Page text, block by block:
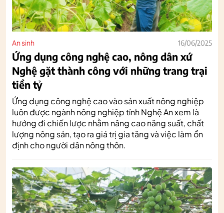
An sinh 16/06/2025
Ứng dụng công nghệ cao, nông dân xứ
Nghệ gặt thành công với những trang trại
tiền tỷ
Ứng dụng công nghệ cao vào sản xuất nông nghiệp
luôn được ngành nông nghiệp tỉnh Nghệ An xem là
hướng đi chiến lược nhằm nâng cao năng suất, chất
lượng nông sản, tạo ra giá trị gia tăng và việc làm ổn
định cho người dân nông thôn.